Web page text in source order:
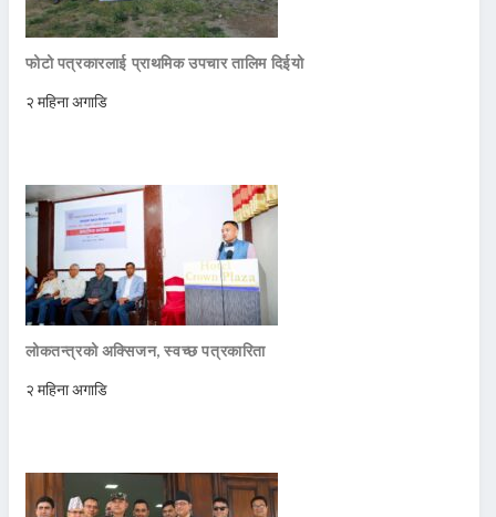
फोटो पत्रकारलाई प्राथमिक उपचार तालिम दिईयो
२ महिना अगाडि
लोकतन्त्रको अक्सिजन, स्वच्छ पत्रकारिता
२ महिना अगाडि